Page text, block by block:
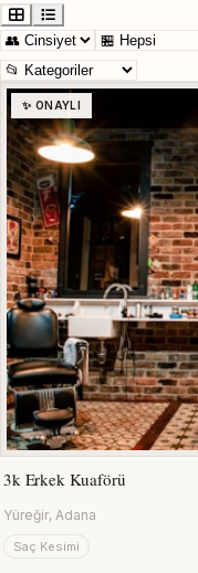
✨ ONAYLI
3k Erkek Kuaförü
Yüreğir, Adana
Saç Kesimi